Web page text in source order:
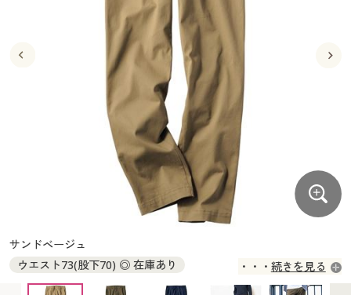
カーテン・ラグ・ファブリック
美容・健康・サプリメント
制服・スクールすべて
ジュニア・ティーンズ下着
大きいサイズ通販すべて
大きいサイズ レディース服
大きいサイズ レディース下着
大きいサイズ 事務・制服
シークレットセール
商品カテゴリ一覧
カタログ・チラシからのご注文
デジタルカタログ
カーテン・ラグ・ファブリック
ジュニア・ティーンズ下着
大きいサイズ通販すべて
大きいサイズ レディース服
大きいサイズ レディース下着
大きいサイズ メンズ
大きいサイズ 事務・制服
シークレットセール
商品カテゴリ一覧
カタログ・チラシからのご注文
カタログ無料プレゼント
サンドベージュ
ウエスト73(股下70) ◎ 在庫あり
ウエスト73(股下73) ◎ 在庫あり
続きを見る